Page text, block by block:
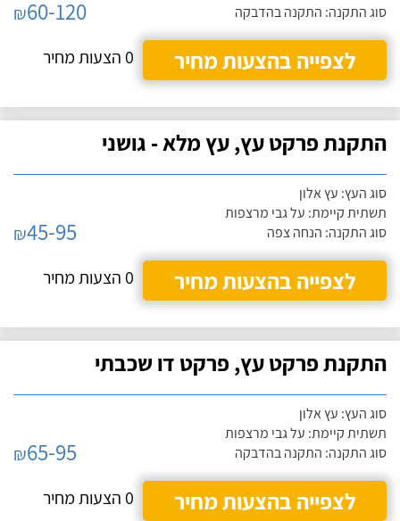
סוג התקנה: התקנה בהדבקה
₪60-120
לצפייה בהצעות מחיר
0 הצעות מחיר
התקנת פרקט עץ, עץ מלא - גושני
סוג העץ: עץ אלון
תשתית קיימת: על גבי מרצפות
סוג התקנה: הנחה צפה
₪45-95
לצפייה בהצעות מחיר
0 הצעות מחיר
התקנת פרקט עץ, פרקט דו שכבתי
סוג העץ: עץ אלון
תשתית קיימת: על גבי מרצפות
סוג התקנה: התקנה בהדבקה
₪65-95
לצפייה בהצעות מחיר
0 הצעות מחיר